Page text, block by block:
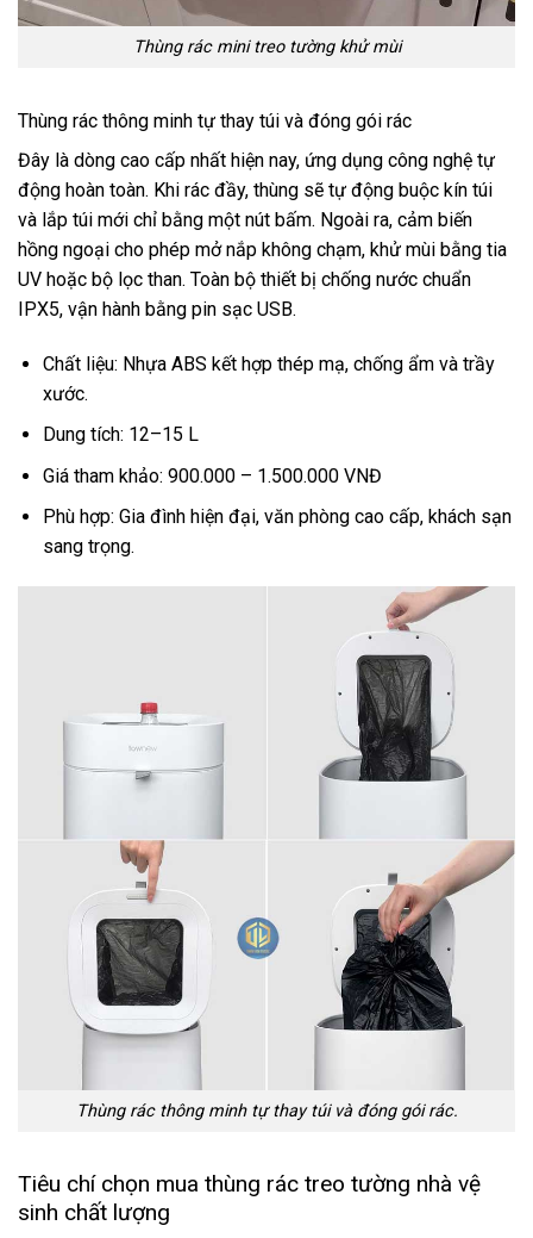
Thùng rác mini treo tường khử mùi
Thùng rác thông minh tự thay túi và đóng gói rác
Đây là dòng cao cấp nhất hiện nay, ứng dụng công nghệ tự
động hoàn toàn. Khi rác đầy, thùng sẽ tự động buộc kín túi
và lắp túi mới chỉ bằng một nút bấm. Ngoài ra, cảm biến
hồng ngoại cho phép mở nắp không chạm, khử mùi bằng tia
UV hoặc bộ lọc than. Toàn bộ thiết bị chống nước chuẩn
IPX5, vận hành bằng pin sạc USB.
Chất liệu: Nhựa ABS kết hợp thép mạ, chống ẩm và trầy
xước.
Dung tích: 12–15 L
Giá tham khảo: 900.000 – 1.500.000 VNĐ
Phù hợp: Gia đình hiện đại, văn phòng cao cấp, khách sạn
sang trọng.
Thùng rác thông minh tự thay túi và đóng gói rác.
Tiêu chí chọn mua thùng rác treo tường nhà vệ
sinh chất lượng